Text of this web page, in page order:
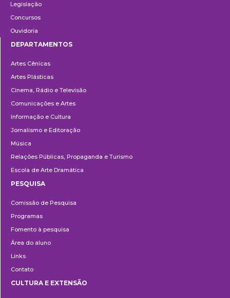
Legislação
Concursos
Ouvidoria
DEPARTAMENTOS
Artes Cênicas
Artes Plásticas
Cinema, Rádio e Televisão
Comunicações e Artes
Informação e Cultura
Jornalismo e Editoração
Música
Relações Públicas, Propaganda e Turismo
Escola de Arte Dramática
PESQUISA
Comissão de Pesquisa
Programas
Fomento à pesquisa
Área do aluno
Links
Contato
CULTURA E EXTENSÃO